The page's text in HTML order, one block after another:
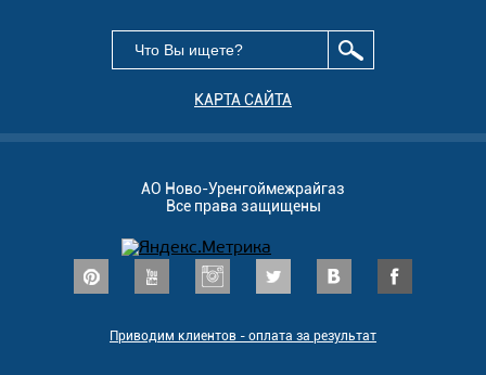
КАРТА САЙТА
АО Ново-Уренгоймежрайгаз
Все права защищены
Приводим клиентов - оплата за результат